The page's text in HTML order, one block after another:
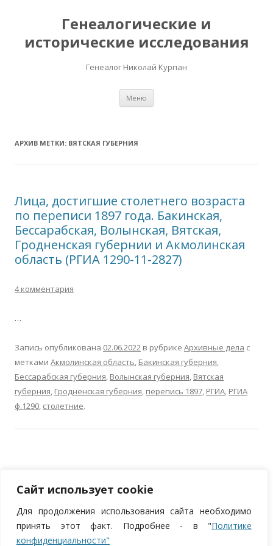
Сайт использует cookie
Для продолжения использования сайта необходимо
принять этот факт. Подробнее - в "Политике
конфиденциальности"
Генеалогические и
исторические исследования
Генеалог Николай Курпан
Меню
АРХИВ МЕТКИ: ВЯТСКАЯ ГУБЕРНИЯ
Лица, достигшие столетнего возраста
по переписи 1897 года. Бакинская,
Бессарабская, Волынская, Вятская,
Гродненская губернии и Акмолинская
область (РГИА 1290-11-2827)
4 комментария
…
Запись опубликована 02.06.2022 в рубрике Архивные дела с
метками Акмолинская область, Бакинская губерния,
Бессарабская губерния, Волынская губерния, Вятская
губерния, Гродненская губерния, перепись 1897, РГИА, РГИА
ф.1290, столетние.
ИП Курпан Николай Андреевич, ОГРНИП 320784700252372, ИНН
783901005049
Политика в отношении персональных данных